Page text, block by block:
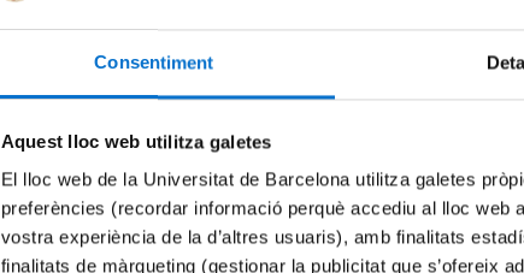
Consentiment
Aquest lloc web utilitza galetes
El lloc web de la Universitat de Barcelona utilitza galetes
preferències (recordar informació perquè accediu al lloc
vostra experiència de la d’altres usuaris), amb finalitats
finalitats de màrqueting (gestionar la publicitat que s’ofereix
Try